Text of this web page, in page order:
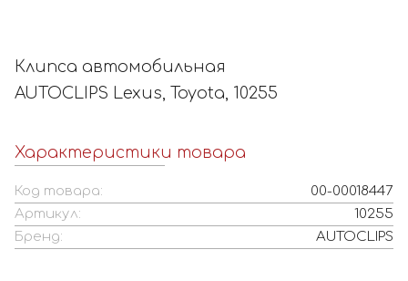
Клипса автомобильная
AUTOCLIPS Lexus, Toyota, 10255
Характеристики товара
Код товара:
00-00018447
Артикул:
10255
Бренд:
AUTOCLIPS